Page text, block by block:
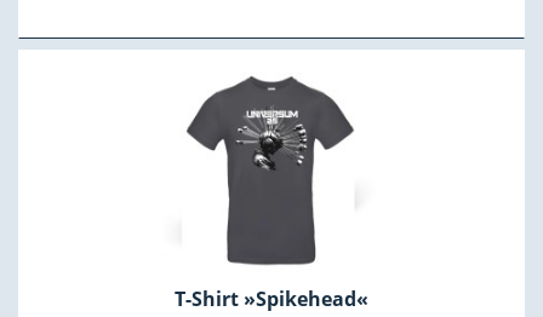
T-Shirt »Spikehead«